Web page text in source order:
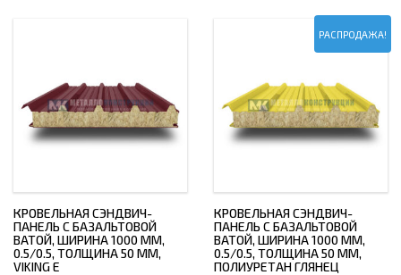
КРОВЕЛЬНАЯ СЭНДВИЧ-
ПАНЕЛЬ С БАЗАЛЬТОВОЙ
ВАТОЙ, ШИРИНА 1000 ММ,
0.5/0.5, ТОЛЩИНА 50 ММ,
VIKING E
РАСПРОДАЖА!
КРОВЕЛЬНАЯ СЭНДВИЧ-
ПАНЕЛЬ С БАЗАЛЬТОВОЙ
ВАТОЙ, ШИРИНА 1000 ММ,
0.5/0.5, ТОЛЩИНА 50 ММ,
ПОЛИУРЕТАН ГЛЯНЕЦ